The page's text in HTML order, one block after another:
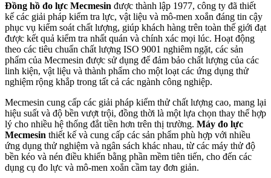
Đồng hồ đo lực Mecmesin được thành lập 1977, công ty đã thiết
kế các giải pháp kiểm tra lực, vật liệu và mô-men xoắn đáng tin cậy
phục vụ kiểm soát chất lượng, giúp khách hàng trên toàn thế giới đạt
được kết quả kiểm tra nhất quán và chính xác mọi lúc. Hoạt động
theo các tiêu chuẩn chất lượng ISO 9001 nghiêm ngặt, các sản
phẩm của Mecmesin được sử dụng để đảm bảo chất lượng của các
linh kiện, vật liệu và thành phẩm cho một loạt các ứng dụng thử
nghiệm rộng khắp trong tất cả các ngành công nghiệp.
Mecmesin cung cấp các giải pháp kiểm thử chất lượng cao, mang lại
hiệu suất và độ bền vượt trội, đồng thời là một lựa chọn thay thế hợp
lý cho nhiều hệ thống đắt tiền hơn trên thị trường. Máy đo lực
Mecmesin thiết kế và cung cấp các sản phẩm phù hợp với nhiều
ứng dụng thử nghiệm và ngân sách khác nhau, từ các máy thử độ
bền kéo và nén điều khiển bằng phần mềm tiên tiến, cho đến các
dụng cụ đo lực và mô-men xoắn cầm tay đơn giản.